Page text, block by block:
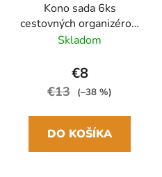
Kono sada 6ks
cestovných organizérov,
boxov do kufra Ružová
Skladom
€8
€13 (–38 %)
DO KOŠÍKA